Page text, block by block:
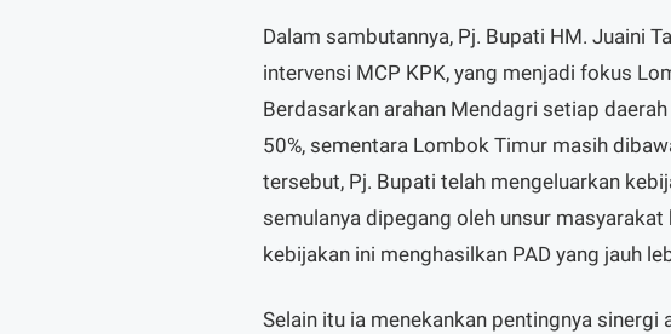
Dalam sambutannya, Pj. Bupati HM. Juaini
intervensi MCP KPK, yang menjadi fokus
Berdasarkan arahan Mendagri setiap
50%, sementara Lombok Timur masih
tersebut, Pj. Bupati telah mengeluarkan
semulanya dipegang oleh unsur
kebijakan ini menghasilkan PAD yang jauh
Selain itu ia menekankan pentingnya